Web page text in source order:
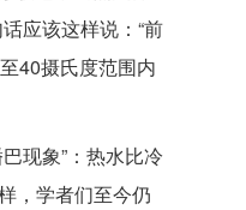
应该这样说：“前
40摄氏度范围内
现象”：热水比冷
，学者们至今仍